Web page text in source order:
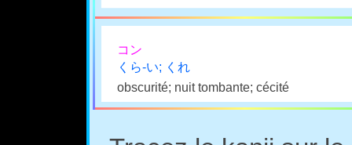
コン
くら-い; くれ
obscurité; nuit tombante; cécité